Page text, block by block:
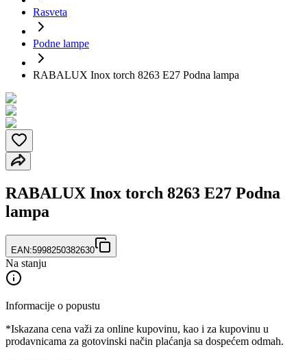
Rasveta
Podne lampe
RABALUX Inox torch 8263 E27 Podna lampa
RABALUX Inox torch 8263 E27 Podna
lampa
EAN:5998250382630
Na stanju
Informacije o popustu
*Iskazana cena važi za online kupovinu, kao i za kupovinu u
prodavnicama za gotovinski način plaćanja sa dospećem odmah.